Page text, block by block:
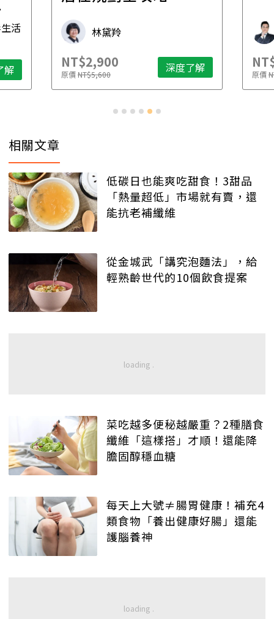
解
財稅專家 朱家棟
NT$2,500
原價NT$4,888 深度了解 原價
相關文章
低碳日也能爽吃甜食！3甜品
「熱量超低」市場就有賣，還
能抗老補纖維
從金城武「講究泡麵法」，給
輕熟齡世代的10個飲食提案
菜吃越多便秘越嚴重？2種膳食
纖維「這樣搭」才順！還能降
膽固醇穩血糖
每天上大號≠腸胃健康！補充4
類食物「養出健康好腸」還能
護腦養神